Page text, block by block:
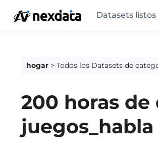
Datasets
hogar > Todos los Datasets de
200 horas